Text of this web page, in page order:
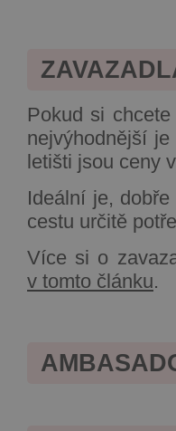
Pokud si
nejvýhodnější
letišti jsou ceny
Ideální je,
cestu určitě
Více si o
v tomto článku.